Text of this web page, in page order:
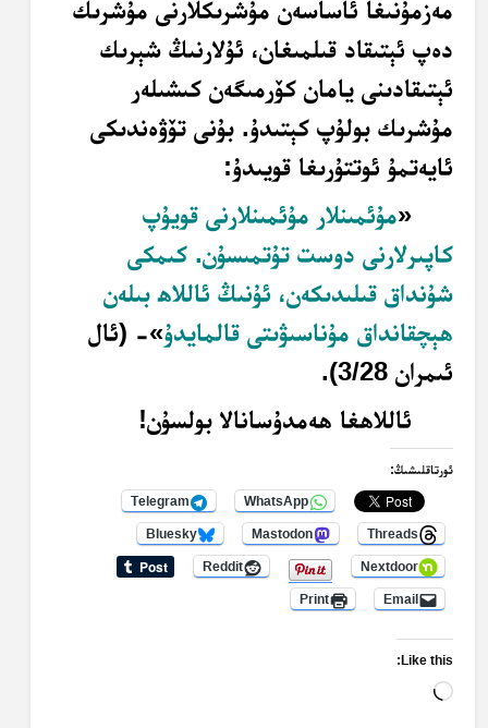
مەزمۇنىغا ئاساسەن مۇشرىكلارنى مۇشرىك
دەپ ئېتىقاد قىلمىغان، ئۇلارنىڭ شېرىك
ئېتىقادىنى يامان كۆرمىگەن كىشىلەر
مۇشرىك بولۇپ كېتىدۇ. بۇنى تۆۋەندىكى
ئايەتمۇ ئوتتۇرىغا قويىدۇ:
«مۇئمىنلار مۇئمىنلارنى قويۇپ
كاپىرلارنى دوست تۇتمىسۇن. كىمكى
شۇنداق قىلىدىكەن، ئۇنىڭ ئاللاھ بىلەن
ھېچقانداق مۇناسىۋىتى قالمايدۇ»- (ئال
ئىمران 3/28).
ئاللاھغا ھەمدۇسانالا بولسۇن!
ئورتاقلىشىڭ:
WhatsApp
Telegram
Threads
Mastodon
Bluesky
Nextdoor
Reddit
Email
Print
Like this:
Loading…